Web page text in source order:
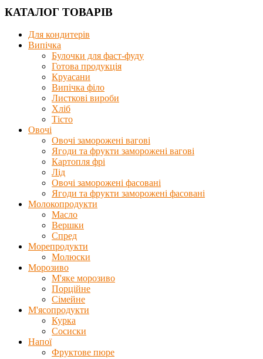
КАТАЛОГ ТОВАРІВ
Для кондитерів
Випічка
Булочки для фаст-фуду
Готова продукція
Круасани
Випічка філо
Листкові вироби
Хліб
Тісто
Овочі
Овочі заморожені вагові
Ягоди та фрукти заморожені вагові
Картопля фрі
Лід
Овочі заморожені фасовані
Ягоди та фрукти заморожені фасовані
Молокопродукти
Масло
Вершки
Спред
Морепродукти
Молюски
Морозиво
М'яке морозиво
Порційне
Сімейне
М'ясопродукти
Курка
Сосиски
Напої
Фруктове пюре